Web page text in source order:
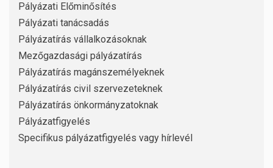
Pályázati Előminősítés
Pályázati tanácsadás
Pályázatírás vállalkozásoknak
Mezőgazdasági pályázatírás
Pályázatírás magánszemélyeknek
Pályázatírás civil szervezeteknek
Pályázatírás önkormányzatoknak
Pályázatfigyelés
Specifikus pályázatfigyelés vagy hírlevél